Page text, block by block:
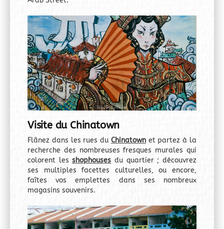
Visite du Chinatown
Flânez dans les rues du Chinatownet partez à la
recherche des nombreuses fresques murales qui
colorent lesshophouses du quartier ; découvrez
ses multiples facettes culturelles, ou encore,
faîtes vos emplettes dans ses nombreux
magasins souvenirs.